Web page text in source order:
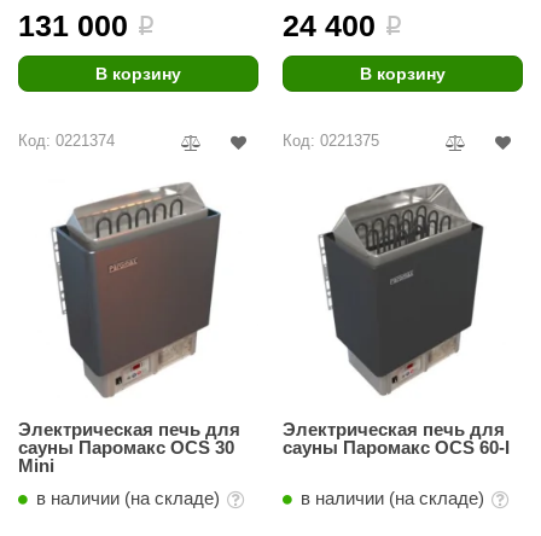
131 000 i
В корзину
24 400 i
В корзину
Код: 0221374
Электрическая печь для
сауны Паромакс OCS 30
Mini
в наличии (на складе)
Код: 0221375
Электрическая печь для
сауны Паромакс OCS 60-I
в наличии (на складе)